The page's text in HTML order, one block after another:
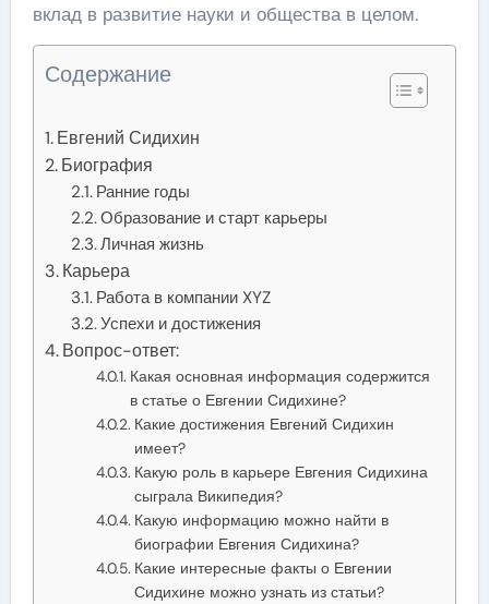
вклад в развитие науки и общества в целом.
Содержание
Евгений Сидихин
Биография
Ранние годы
Образование и старт карьеры
Личная жизнь
Карьера
Работа в компании XYZ
Успехи и достижения
Вопрос-ответ:
Какая основная информация содержится
в статье о Евгении Сидихине?
Какие достижения Евгений Сидихин
имеет?
Какую роль в карьере Евгения Сидихина
сыграла Википедия?
Какую информацию можно найти в
биографии Евгения Сидихина?
Какие интересные факты о Евгении
Сидихине можно узнать из статьи?